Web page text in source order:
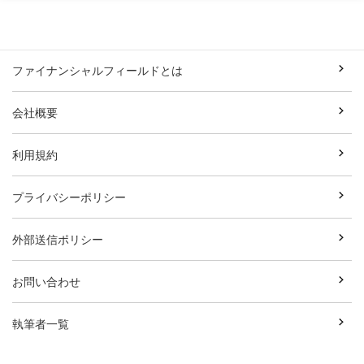
ファイナンシャルフィールドとは
会社概要
利用規約
プライバシーポリシー
外部送信ポリシー
お問い合わせ
執筆者一覧